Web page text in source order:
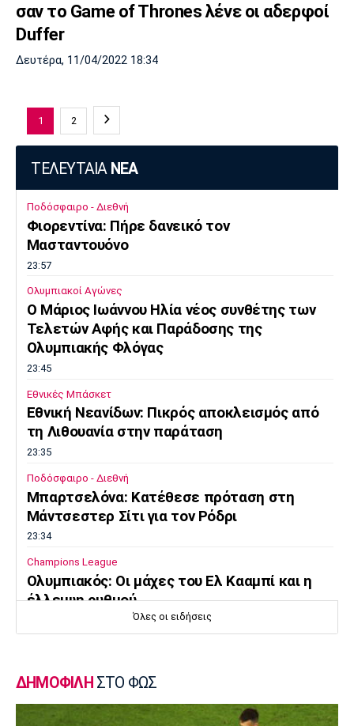
σαν το Game of Thrones λένε οι αδερφοί
Duffer
Δευτέρα, 11/04/2022 18:34
1 2
ΤΕΛΕΥΤΑΙΑ ΝΕΑ
Ποδόσφαιρο - Διεθνή
Φιορεντίνα: Πήρε δανεικό τον
Μασταντουόνο
23:57
Ολυμπιακοί Αγώνες
O Μάριος Ιωάννου Ηλία νέος συνθέτης των
Τελετών Αφής και Παράδοσης της
Ολυμπιακής Φλόγας
23:45
Εθνικές Μπάσκετ
Εθνική Νεανίδων: Πικρός αποκλεισμός από
τη Λιθουανία στην παράταση
23:35
Ποδόσφαιρο - Διεθνή
Μπαρτσελόνα: Κατέθεσε πρόταση στη
Μάντσεστερ Σίτι για τον Ρόδρι
23:34
Champions League
Ολυμπιακός: Οι μάχες του Ελ Κααμπί και η
έλλειψη ρυθμού
23:22
Όλες οι ειδήσεις
ΔΗΜΟΦΙΛΗ ΣΤΟ ΦΩΣ